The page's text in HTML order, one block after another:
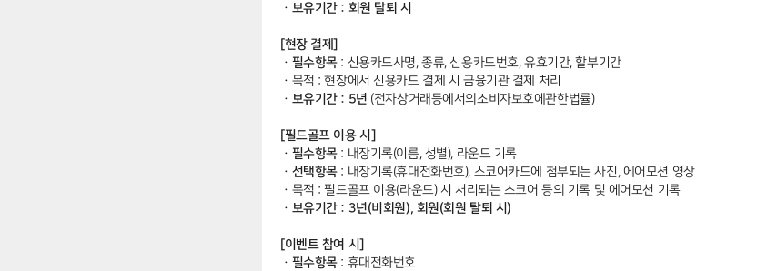
ㆍ보유기간 : 회원 탈퇴 시
[현장 결제]
ㆍ필수항목: 신용카드사명, 종류, 신용카드번호, 유효기간, 할부기간
ㆍ 목적 : 현장에서 신용카드 결제 시 금융기관 결제 처리
ㆍ보유기간 : 5년 (전자상거래등에서의소비자보호에관한법률)
[필드골프 이용 시]
ㆍ필수항목: 내장기록(이름, 성별), 라운드 기록
ㆍ선택항목: 내장기록(휴대전화번호), 스코어카드에 첨부되는 사진, 에어모션 영상
ㆍ 목적 : 필드골프 이용(라운드) 시 처리되는 스코어 등의 기록 및 에어모션 기록
ㆍ보유기간 : 3년(비회원), 회원(회원 탈퇴 시)
[이벤트 참여 시]
ㆍ필수항목: 휴대전화번호